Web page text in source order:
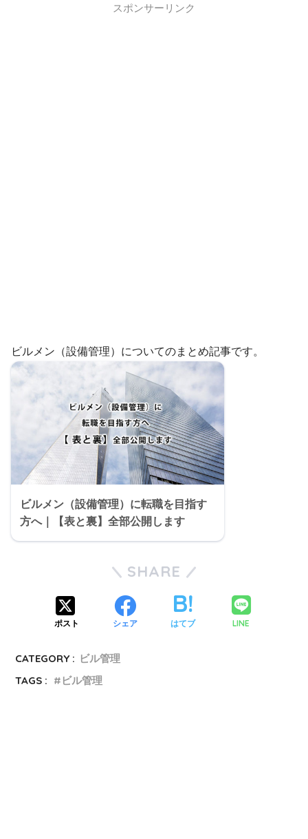
スポンサーリンク
ビルメン（設備管理）についてのまとめ記事です。
ビルメン（設備管理）に転職を目指す
方へ｜【表と裏】全部公開します
SHARE
ポスト シェア はてブ LINE
CATEGORY : ビル管理
TAGS :
ビル管理